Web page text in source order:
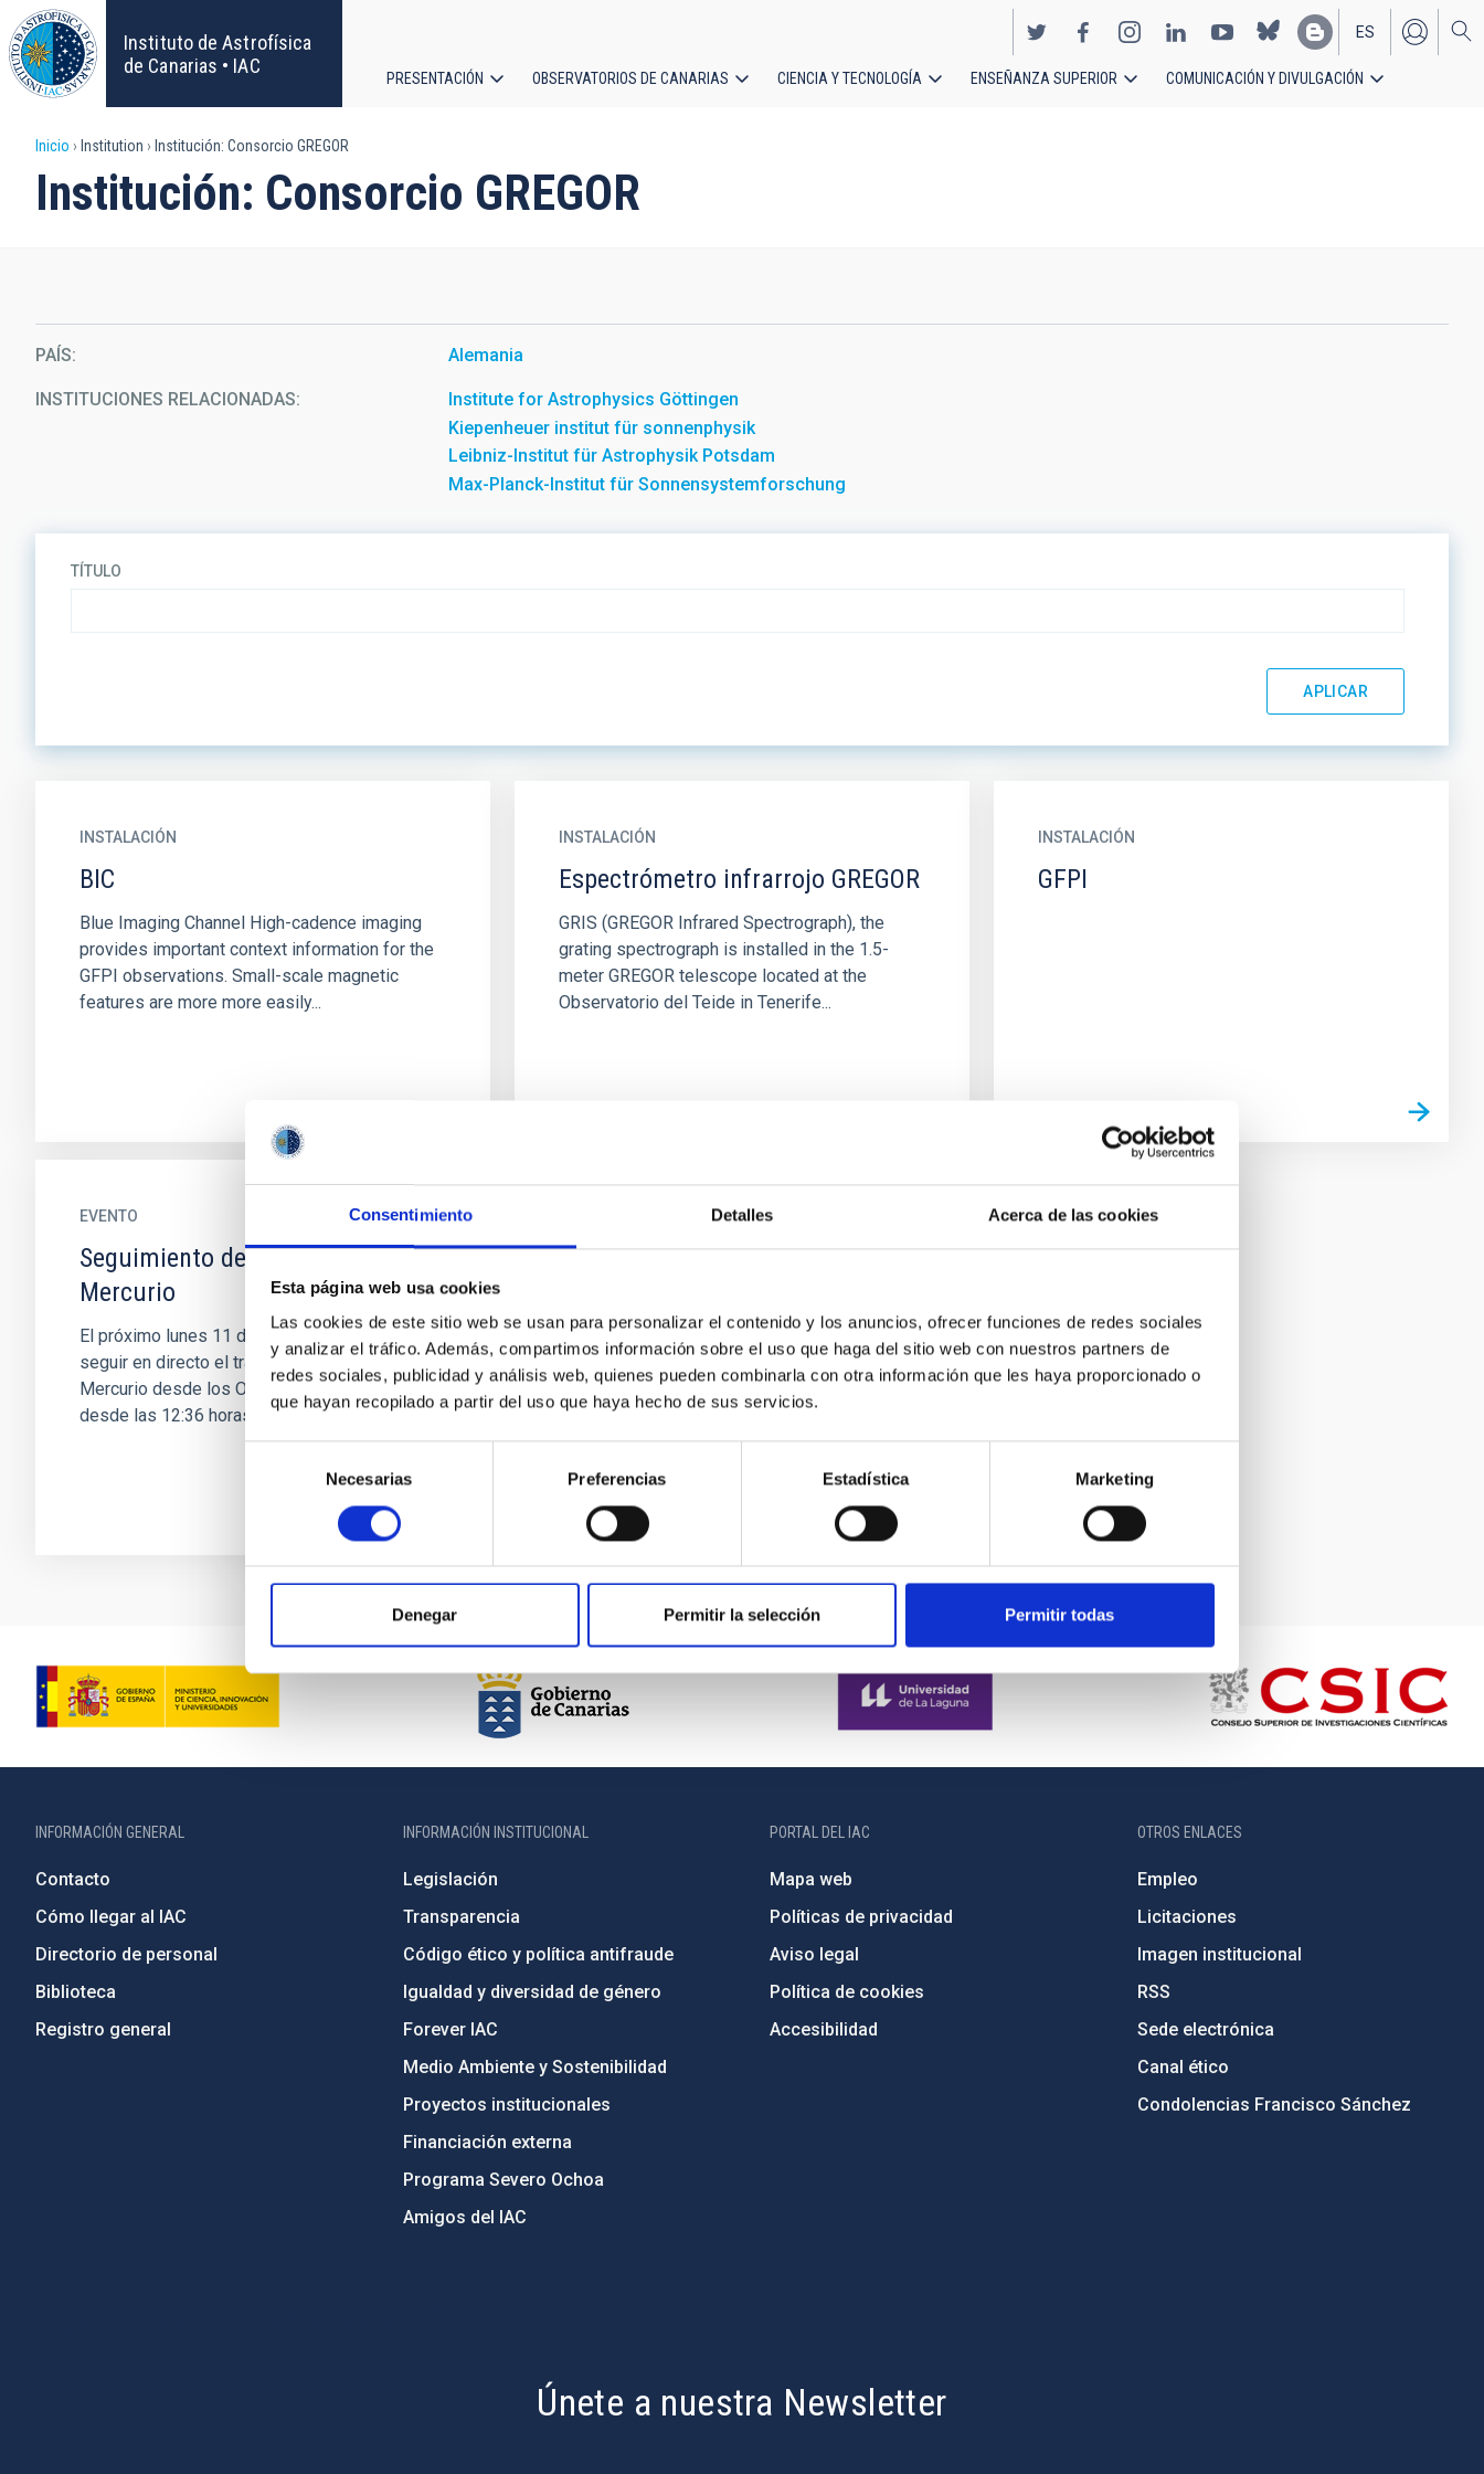
Consentimiento Detalles Acerca de las cookies
Esta página web usa cookies
Las cookies de este sitio web se usan para personalizar el contenido y los anuncios, ofrecer funciones de redes sociales
y analizar el tráfico. Además, compartimos información sobre el uso que haga del sitio web con nuestros partners de
redes sociales, publicidad y análisis web, quienes pueden combinarla con otra información que les haya proporcionado o
que hayan recopilado a partir del uso que haya hecho de sus servicios.
consentimiento
Necesarias Preferencias Estadística Marketing
Denegar Permitir la selección Permitir todas
Pasar
al
contenido
principal
Instituto de Astrofísica
de Canarias • IAC
EN
ES
principal
PRESENTACIÓN OBSERVATORIOS DE CANARIAS CIENCIA Y TECNOLOGÍA ENSEÑANZA SUPERIOR COMUNICACIÓN Y DIVULGACIÓN
Sobrescribir
enlaces
a
la
Inicio Institution Institución: Consorcio GREGOR
Institución: Consorcio GREGOR
PAÍS Alemania
INSTITUCIONES RELACIONADAS
Institute for Astrophysics Göttingen
Kiepenheuer institut für sonnenphysik
Leibniz-Institut für Astrophysik Potsdam
Max-Planck-Institut für Sonnensystemforschung
TÍTULO
INSTALACIÓN
BIC
Blue Imaging Channel High-cadence imaging
provides important context information for the
GFPI observations. Small-scale magnetic
features are more more easily...
INSTALACIÓN
Espectrómetro infrarrojo GREGOR
GRIS (GREGOR Infrared Spectrograph), the
grating spectrograph is installed in the 1.5-
meter GREGOR telescope located at the
Observatorio del Teide in Tenerife...
INSTALACIÓN
GFPI
EVENTO
Seguimiento del Tránsito de
Mercurio
El próximo lunes 11 de noviembre se podrá
seguir en directo el tránsito del planeta
Mercurio desde los Observatorios de Canarias
desde las 12:36 horas hasta las...
Telescopio Solar GREGOR
apertura de 1,5 m que se está instalando
actualmente en el Observatorio del Teide en
Tenerife. Este proyecto lo...
INFORMACIÓN GENERAL
Contacto
Cómo llegar al IAC
Directorio de personal
Biblioteca
Registro general
INFORMACIÓN INSTITUCIONAL
Legislación
Transparencia
Código ético y política antifraude
Igualdad y diversidad de género
Forever IAC
Medio Ambiente y Sostenibilidad
Proyectos institucionales
Financiación externa
Programa Severo Ochoa
Amigos del IAC
PORTAL DEL IAC
Mapa web
Políticas de privacidad
Aviso legal
Política de cookies
Accesibilidad
OTROS ENLACES
Empleo
Licitaciones
Imagen institucional
RSS
Sede electrónica
Canal ético
Condolencias Francisco Sánchez
Únete a nuestra Newsletter